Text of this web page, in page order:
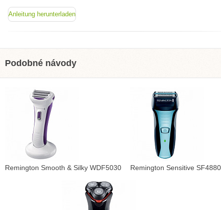
Anleitung herunterladen
Podobné návody
Remington Smooth & Silky WDF5030 Remington Sensitive SF4880